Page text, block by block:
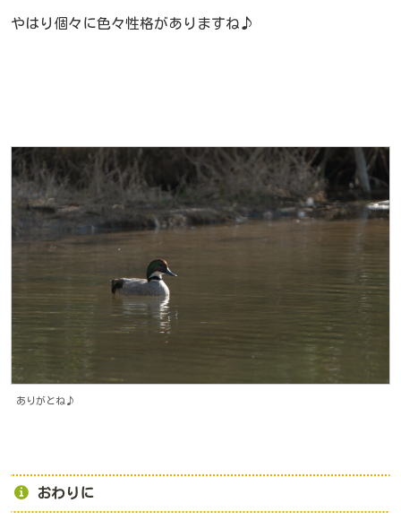
やはり個々に色々性格がありますね♪
ありがとね♪
おわりに